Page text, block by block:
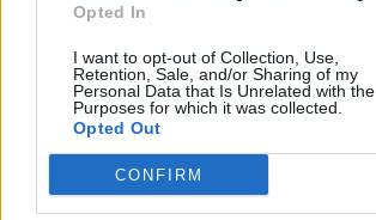
Opted In
I want to opt-out of Collection, Use,
Retention, Sale, and/or Sharing of my
Personal Data that Is Unrelated with the
Purposes for which it was collected.
Opted Out
CONFIRM